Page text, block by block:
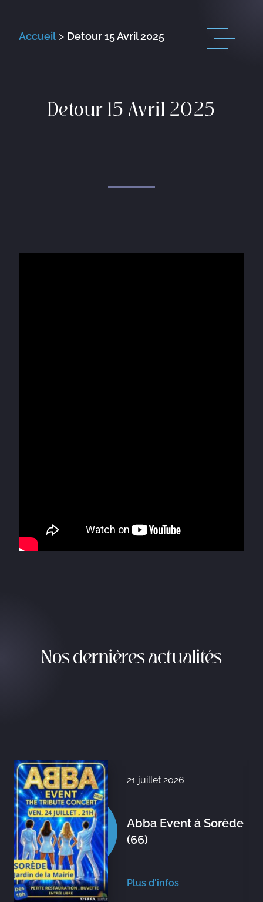
Accueil> Detour 15 Avril 2025
Detour 15 Avril 2025
Nos dernières actualités
21 juillet 2026
Abba Event à Sorède
(66)
Plus d'infos